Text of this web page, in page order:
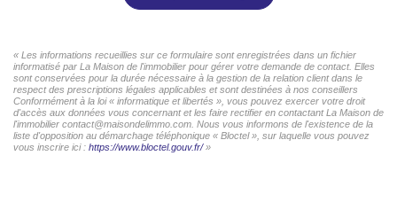
« Les informations recueillies sur ce formulaire sont enregistrées dans un fichier
informatisé par La Maison de l'immobilier pour gérer votre demande de contact. Elles
sont conservées pour la durée nécessaire à la gestion de la relation client dans le
respect des prescriptions légales applicables et sont destinées à nos conseillers
Conformément à la loi « informatique et libertés », vous pouvez exercer votre droit
d'accès aux données vous concernant et les faire rectifier en contactant La Maison de
l'immobilier contact@maisondelimmo.com. Nous vous informons de l'existence de la
liste d'opposition au démarchage téléphonique « Bloctel », sur laquelle vous pouvez
vous inscrire ici : https://www.bloctel.gouv.fr/»